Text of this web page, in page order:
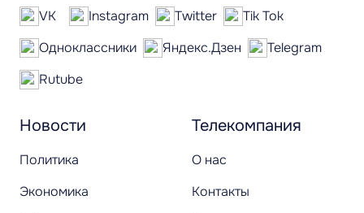
Новости
Политика
Экономика
Телекомпания
О нас
Контакты
VK Instagram Twitter
Tik Tok
Одноклассники
Яндекс.Дзен
Telegram
Rutube